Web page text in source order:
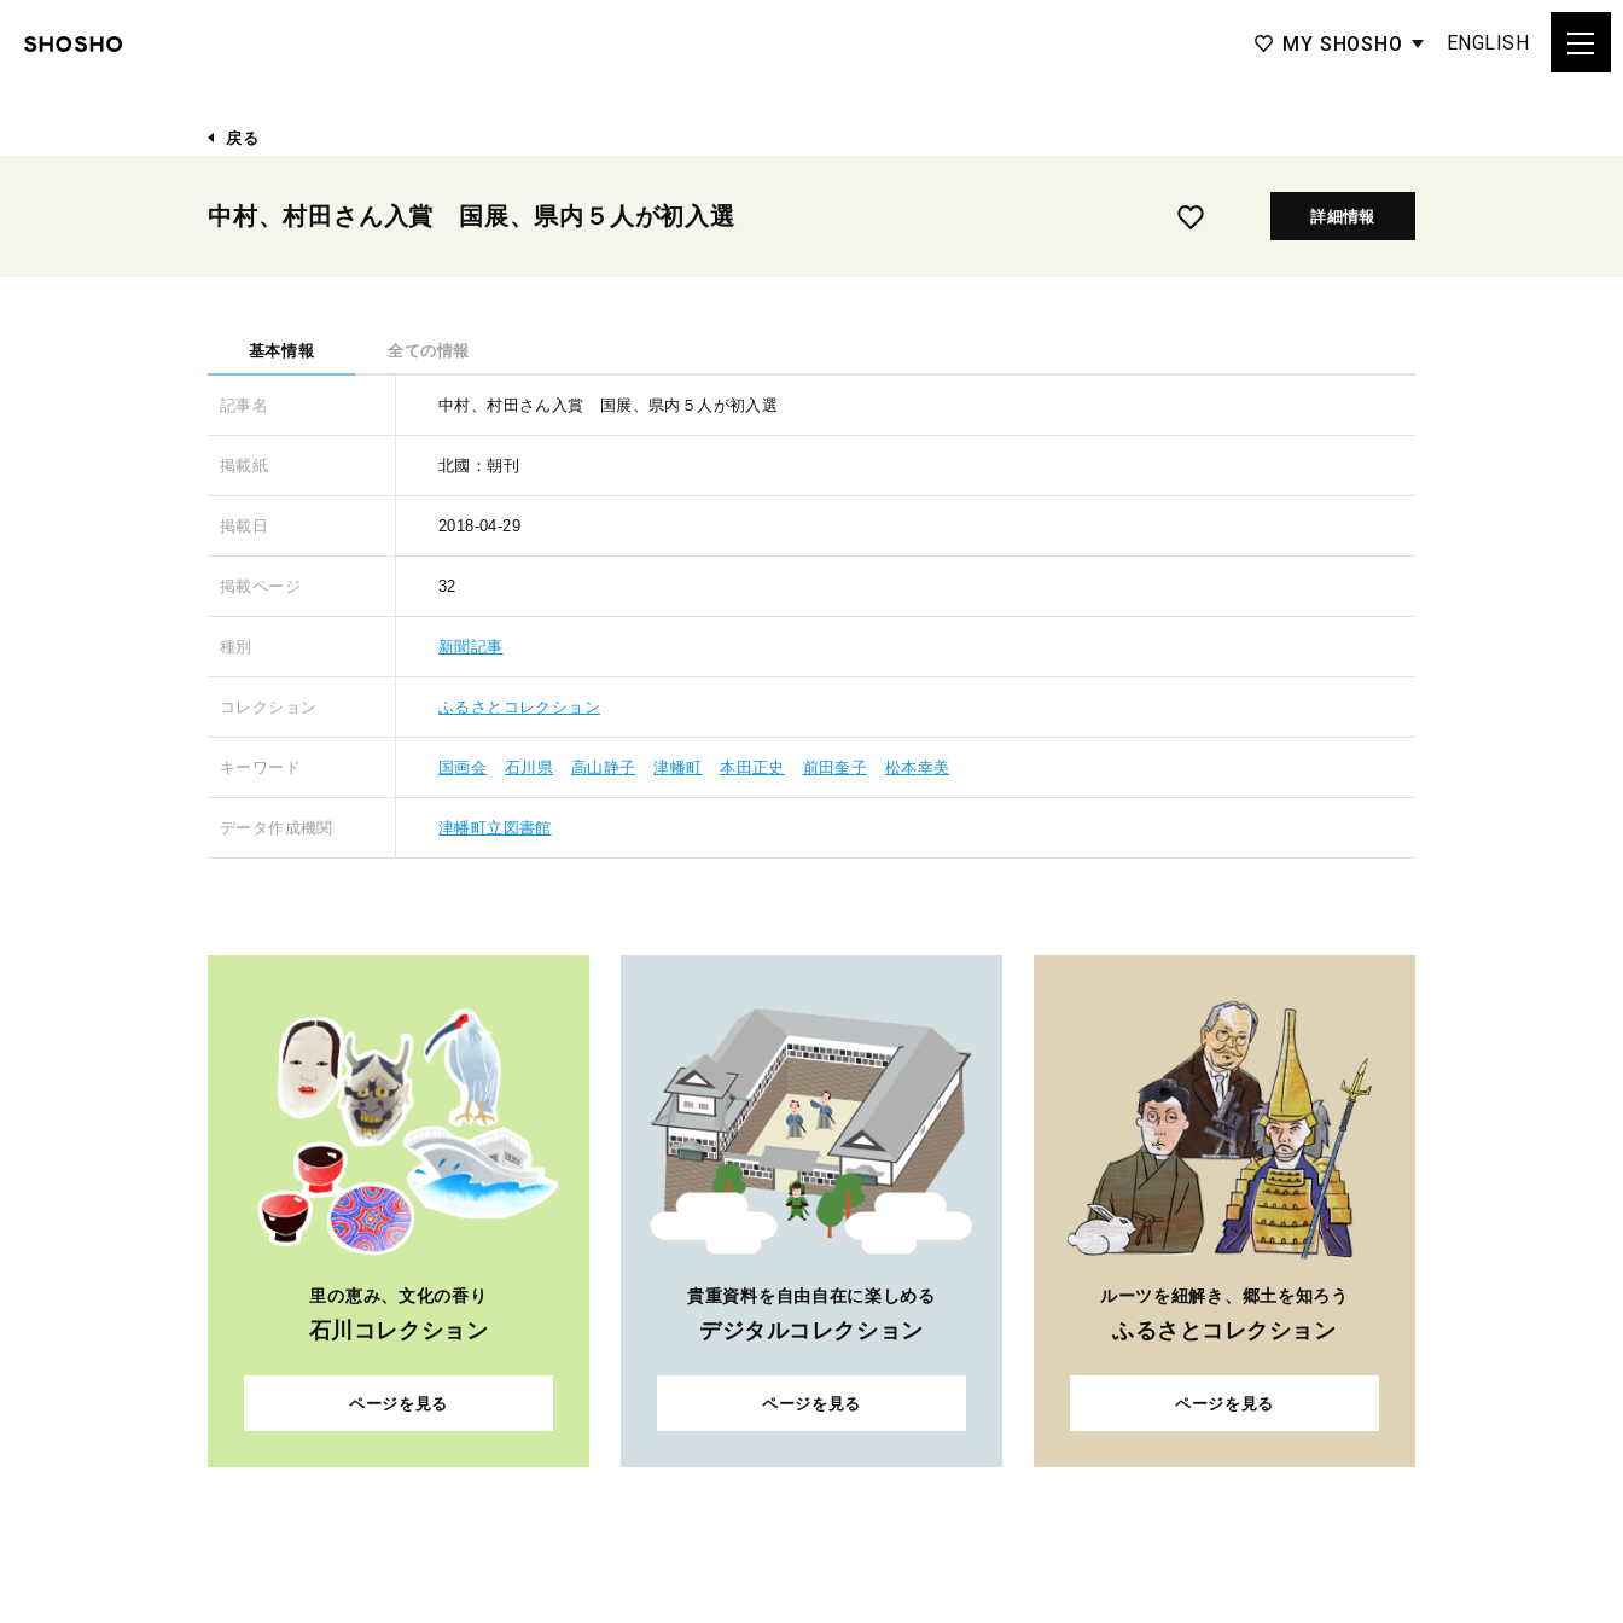
MY SHOSHO ENGLISH
戻る
中村、村田さん入賞 国展、県内５人が初入選 詳細情報
基本情報 全ての情報
記事名 中村、村田さん入賞 国展、県内５人が初入選
掲載紙 北國：朝刊
掲載日 2018-04-29
掲載ページ 32
種別 新聞記事
コレクション ふるさとコレクション
キーワード 国画会 石川県 高山静子 津幡町 本田正史 前田奎子 松本幸美
データ作成機関 津幡町立図書館
里の恵み、文化の香り
石川コレクション
ページを見る
貴重資料を自由自在に楽しめる
デジタルコレクション
ページを見る
ルーツを紐解き、郷土を知ろう
ふるさとコレクション
ページを見る